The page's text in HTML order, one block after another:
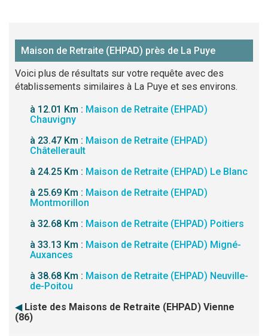
Maison de Retraite (EHPAD) près de La Puye
Voici plus de résultats sur votre requête avec des
établissements similaires à La Puye et ses environs.
à 12.01 Km : Maison de Retraite (EHPAD)
Chauvigny
à 23.47 Km : Maison de Retraite (EHPAD)
Châtellerault
à 24.25 Km : Maison de Retraite (EHPAD) Le Blanc
à 25.69 Km : Maison de Retraite (EHPAD)
Montmorillon
à 32.68 Km : Maison de Retraite (EHPAD) Poitiers
à 33.13 Km : Maison de Retraite (EHPAD) Migné-
Auxances
à 38.68 Km : Maison de Retraite (EHPAD) Neuville-
de-Poitou
◀ Liste des Maisons de Retraite (EHPAD) Vienne
(86)